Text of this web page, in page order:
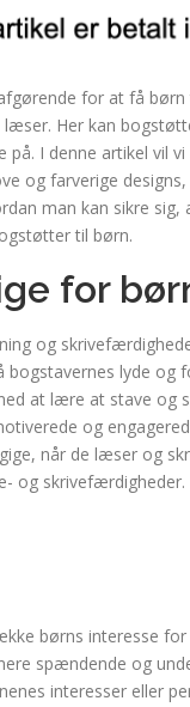
for at få
Her kan
I denne artikel vil
og farverige
man kan sikre sig,
til børn.
for
og
lyde og
at lære at stave og
og
når de læser og
og skrivefærdigheder.
børns interesse
spændende og
interesser eller